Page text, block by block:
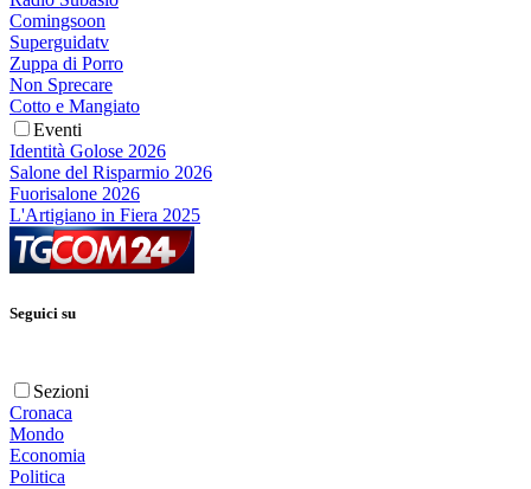
Comingsoon
Superguidatv
Zuppa di Porro
Non Sprecare
Cotto e Mangiato
Eventi
Identità Golose 2026
Salone del Risparmio 2026
Fuorisalone 2026
L'Artigiano in Fiera 2025
Seguici su
Sezioni
Cronaca
Mondo
Economia
Politica